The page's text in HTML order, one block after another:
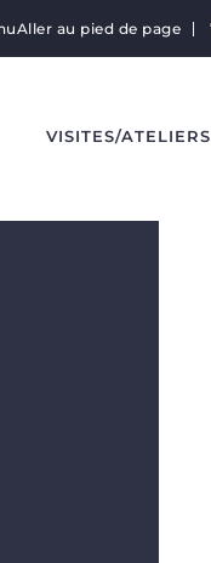
Aller au pied de page
VISITES/ATELIERS